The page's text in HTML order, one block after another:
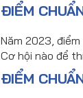
ĐIỂM
Năm 2023,
Cơ hội nào để
ĐIỂM